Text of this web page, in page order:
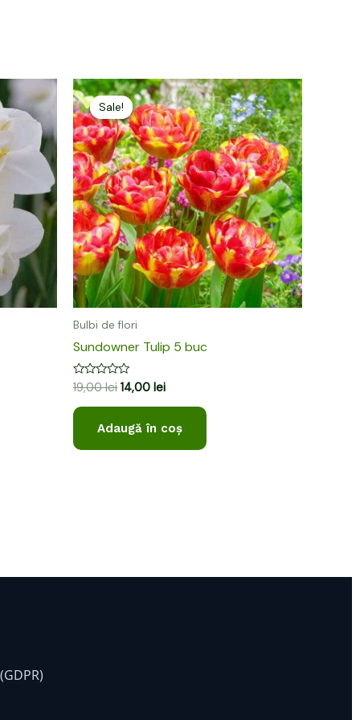
Sale!
Sale!
Bulbi de flori
Sundowner Tulip 5 buc
Evaluat
0
din
19,00lei
Prețul
inițial
a
fost:
19,00 lei.
14,00 lei
Prețul
curent
este:
14,00 lei.
Adaugă în coș